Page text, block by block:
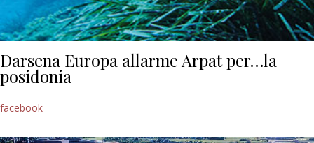
Darsena Europa allarme Arpat per…la
posidonia
facebook